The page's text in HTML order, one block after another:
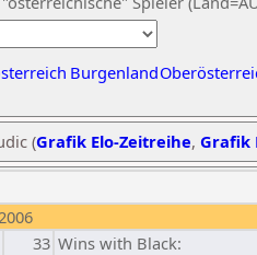
Burgenland
(Grafik Elo-Zeitreihe, Grafik
33 Wins with Black: